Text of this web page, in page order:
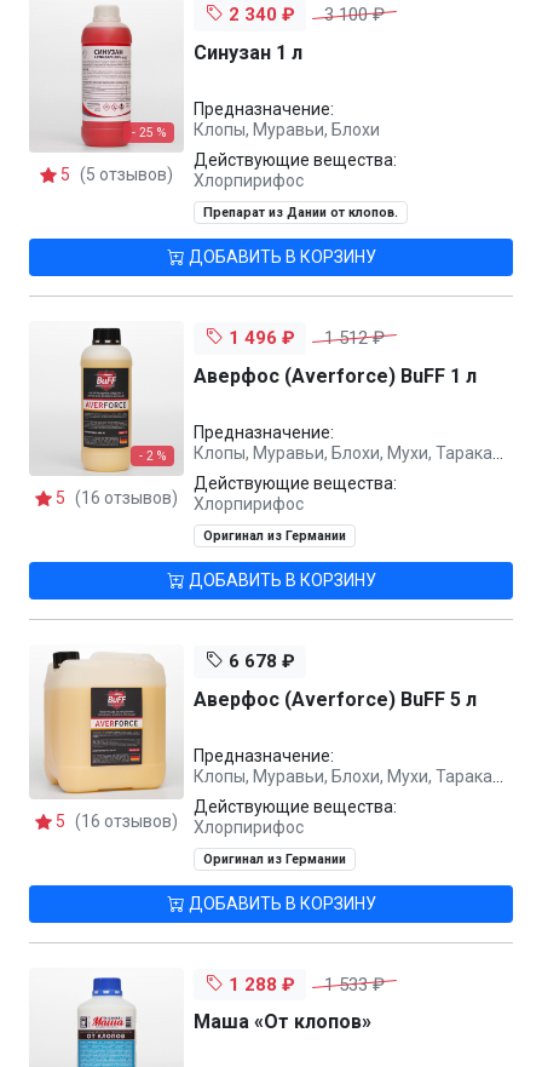
- 25 %
5 (5 отзывов)
2 340 ₽ 3 100 ₽
Синузан 1 л
Предназначение:
Клопы, Муравьи, Блохи
Действующие вещества:
Хлорпирифос
Препарат из Дании от клопов.
ДОБАВИТЬ В КОРЗИНУ
- 2 %
5 (16 отзывов)
1 496 ₽ 1 512 ₽
Аверфос (Averforce) BuFF 1 л
Предназначение:
Клопы, Муравьи, Блохи, Мухи, Тараканы
Действующие вещества:
Хлорпирифос
Оригинал из Германии
ДОБАВИТЬ В КОРЗИНУ
5 (16 отзывов)
6 678 ₽
Аверфос (Averforce) BuFF 5 л
Предназначение:
Клопы, Муравьи, Блохи, Мухи, Тараканы
Действующие вещества:
Хлорпирифос
Оригинал из Германии
ДОБАВИТЬ В КОРЗИНУ
1 288 ₽ 1 533 ₽
Маша «От клопов»